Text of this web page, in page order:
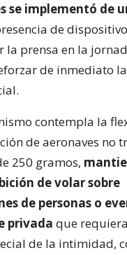
se implementó de
de
la prensa en la
de inmediato
contempla la
de aeronaves no
250 gramos,
de volar sobre
de personas o
privada que
de la intimidad,